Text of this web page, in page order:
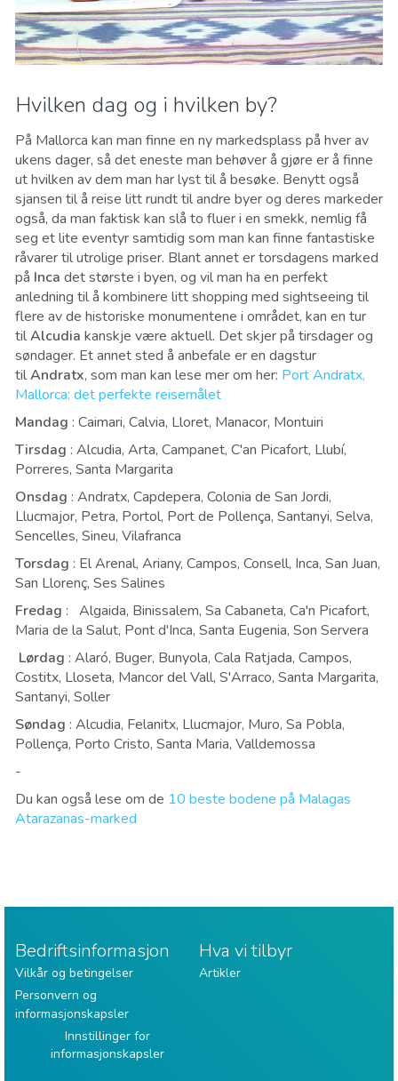
Hvilken dag og i hvilken by?
På Mallorca kan man finne en ny markedsplass på hver av
ukens dager, så det eneste man behøver å gjøre er å finne
ut hvilken av dem man har lyst til å besøke. Benytt også
sjansen til å reise litt rundt til andre byer og deres markeder
også, da man faktisk kan slå to fluer i en smekk, nemlig få
seg et lite eventyr samtidig som man kan finne fantastiske
råvarer til utrolige priser. Blant annet er torsdagens marked
på Inca det største i byen, og vil man ha en perfekt
anledning til å kombinere litt shopping med sightseeing til
flere av de historiske monumentene i området, kan en tur
tilAlcudia kanskje være aktuell. Det skjer på tirsdager og
søndager. Et annet sted å anbefale er en dagstur
tilAndratx, som man kan lese mer om her: Port Andratx,
Mallorca: det perfekte reisemålet
Mandag : Caimari, Calvia, Lloret, Manacor, Montuiri
Tirsdag : Alcudia, Arta, Campanet, C'an Picafort, Llubí,
Porreres, Santa Margarita
Onsdag : Andratx, Capdepera, Colonia de San Jordi,
Llucmajor, Petra, Portol, Port de Pollença, Santanyi, Selva,
Sencelles, Sineu, Vilafranca
Torsdag : El Arenal, Ariany, Campos, Consell, Inca, San Juan,
San Llorenç, Ses Salines
Fredag ​​: Algaida, Binissalem, Sa Cabaneta, Ca'n Picafort,
Maria de la Salut, Pont d'Inca, Santa Eugenia, Son Servera
Lørdag : Alaró, Buger, Bunyola, Cala Ratjada, Campos,
Costitx, Lloseta, Mancor del Vall, S'Arraco, Santa Margarita,
Santanyi, Soller
Søndag : Alcudia, Felanitx, Llucmajor, Muro, Sa Pobla,
Pollença, Porto Cristo, Santa Maria, Valldemossa
-
Du kan også lese om de 10 beste bodene på Malagas
Atarazanas-marked
Bedriftsinformasjon
Vilkår og betingelser
Personvern og
informasjonskapsler
Innstillinger for
informasjonskapsler
Hva vi tilbyr
Artikler